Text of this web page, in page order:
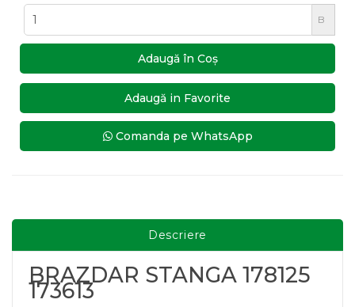
B
Adaugă în Coş
Adaugă in Favorite
Comanda pe WhatsApp
Descriere
BRAZDAR STANGA 178125
173613